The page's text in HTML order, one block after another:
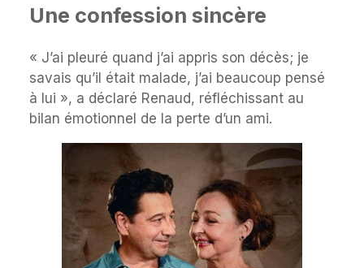
Une confession sincère
« J’ai pleuré quand j’ai appris son décès; je
savais qu’il était malade, j’ai beaucoup pensé
à lui », a déclaré Renaud, réfléchissant au
bilan émotionnel de la perte d’un ami.